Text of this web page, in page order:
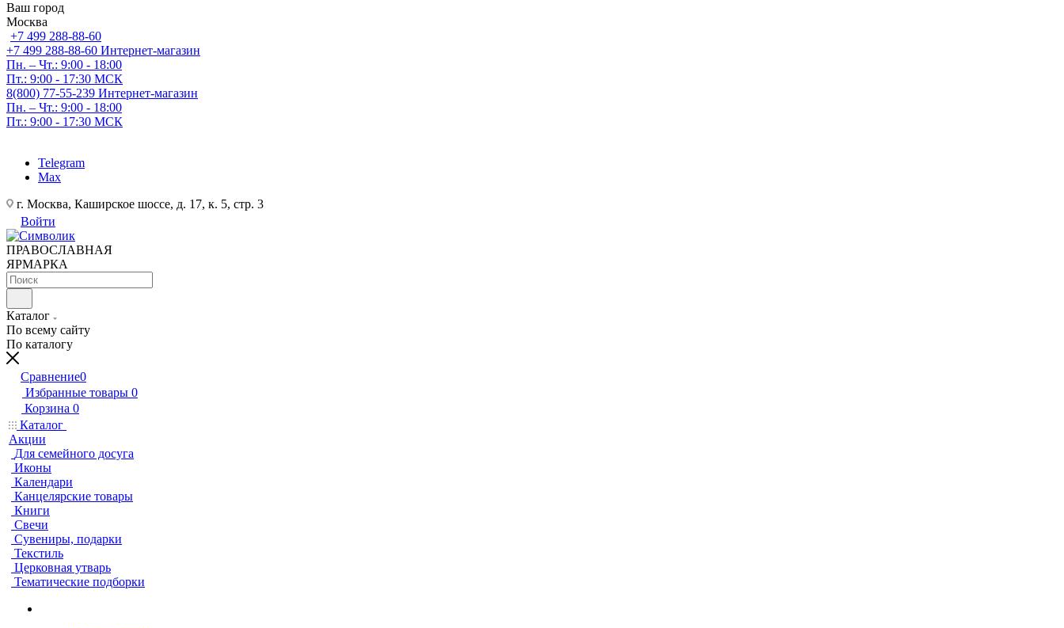
Ваш город
Москва
+7 499 288-88-60
+7 499 288-88-60 Интернет-магазин
Пн. – Чт.: 9:00 - 18:00
Пт.: 9:00 - 17:30 МСК
8(800) 77-55-239 Интернет-магазин
Пн. – Чт.: 9:00 - 18:00
Пт.: 9:00 - 17:30 МСК
Telegram
Max
г. Москва, Каширское шоссе, д. 17, к. 5, стр. 3
Войти
ПРАВОСЛАВНАЯ
ЯРМАРКА
Каталог
По всему сайту
По каталогу
Сравнение0
Избранные товары 0
Корзина 0
Каталог
Акции
Для семейного досуга
Иконы
Календари
Канцелярские товары
Книги
Свечи
Сувениры, подарки
Текстиль
Церковная утварь
Тематические подборки